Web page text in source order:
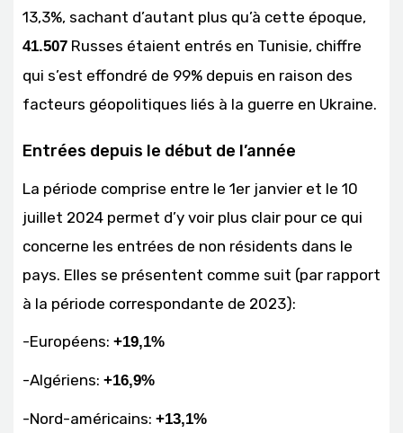
13,3%, sachant d’autant plus qu’à cette époque,
41.507 Russes étaient entrés en Tunisie, chiffre
qui s’est effondré de 99% depuis en raison des
facteurs géopolitiques liés à la guerre en Ukraine.
Entrées depuis le début de l’année
La période comprise entre le 1er janvier et le 10
juillet 2024 permet d’y voir plus clair pour ce qui
concerne les entrées de non résidents dans le
pays. Elles se présentent comme suit (par rapport
à la période correspondante de 2023):
-Européens: +19,1%
-Algériens: +16,9%
-Nord-américains: +13,1%